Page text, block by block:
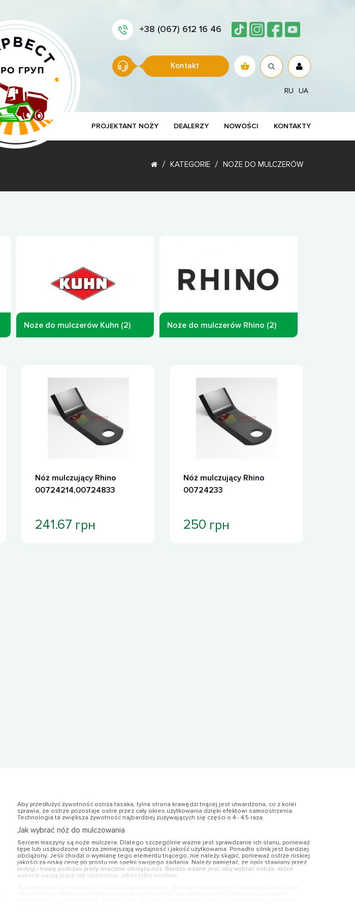
+38 (067) 612 16 46
Kontakt
RU UA
PROJEKTANT NOŻY DEALERZY NOWOŚCI KONTAKTY
KATEGORIE NOŻE DO MULCZERÓW
Noże do mulczerów Kuhn (2) Noże do mulczerów Rhino (2)
Nóż mulczujący Rhino
00724214,00724833
241.67 грн
Nóż mulczujący Rhino
00724233
250 грн
Aby przedłużyć żywotność ostrza tasaka, tylna strona krawędzi tnącej jest utwardzona, co z kolei
sprawia, że ostrze pozostaje ostre przez cały okres użytkowania dzięki efektowi samoostrzenia.
Technologia ta zwiększa żywotność najbardziej zużywających się części o 4 - 4,5 raza.
Jak wybrać nóż do mulczowania
Sercem maszyny są noże mulczera. Dlatego szczególnie ważne jest sprawdzanie ich stanu, ponieważ
tępe lub uszkodzone ostrza zmniejszają wydajność i jakość użytkowania. Ponadto silnik jest bardziej
obciążony. Jeśli chodzi o wymianę tego elementu tnącego, nie należy skąpić, ponieważ ostrze niskiej
jakości za niską cenę po prostu nie spełni swojego zadania. Należy pamiętać, że opór stawiany przez
łodygi i trawę podczas pracy znacznie obciąża nóż. Bardzo ważne jest, aby wybrać ostrze, które
wykona swoją pracę tak skutecznie, jak to tylko możliwe.